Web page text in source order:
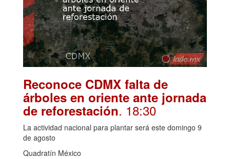
Reconoce CDMX falta de
árboles en oriente ante jornada
de reforestación. 18:30
La actividad nacional para plantar será este domingo 9
de agosto
Quadratín México